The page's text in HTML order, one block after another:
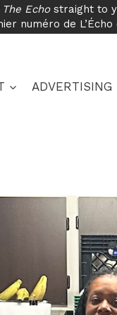
The Echostraight to
numéro de
ADVERTISING